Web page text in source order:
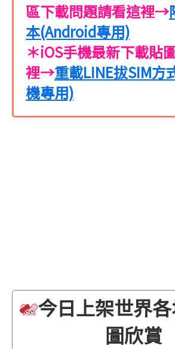
區下載問題請看這裡→
本(Android專用)
＊iOS手機最新下載貼
裡→重載LINE拔SIM方
機專用)
今日上架世界
圖欣賞